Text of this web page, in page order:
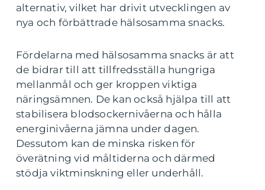
alternativ, vilket har drivit utvecklingen av
nya och förbättrade hälsosamma snacks.
Fördelarna med hälsosamma snacks är att
de bidrar till att tillfredsställa hungriga
mellanmål och ger kroppen viktiga
näringsämnen. De kan också hjälpa till att
stabilisera blodsockernivåerna och hålla
energinivåerna jämna under dagen.
Dessutom kan de minska risken för
överätning vid måltiderna och därmed
stödja viktminskning eller underhåll.